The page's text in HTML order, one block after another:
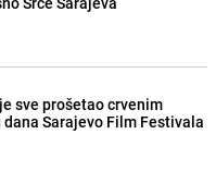
sve prošetao crvenim
Sarajevo Film Festivala